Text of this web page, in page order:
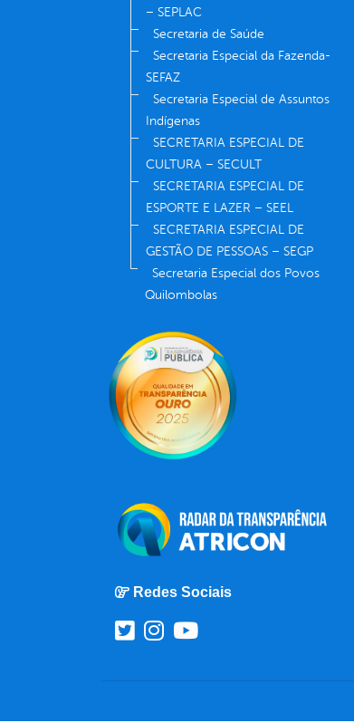
– SEPLAC
Secretaria de Saúde
Secretaria Especial da Fazenda-
SEFAZ
Secretaria Especial de Assuntos
Indígenas
SECRETARIA ESPECIAL DE
CULTURA – SECULT
SECRETARIA ESPECIAL DE
ESPORTE E LAZER – SEEL
SECRETARIA ESPECIAL DE
GESTÃO DE PESSOAS – SEGP
Secretaria Especial dos Povos
Quilombolas
Redes Sociais